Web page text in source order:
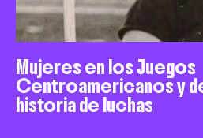
Mujeres en los Juegos
Centroamericanos y
historia de luchas